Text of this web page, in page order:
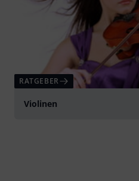
RATGEBER
Violinen